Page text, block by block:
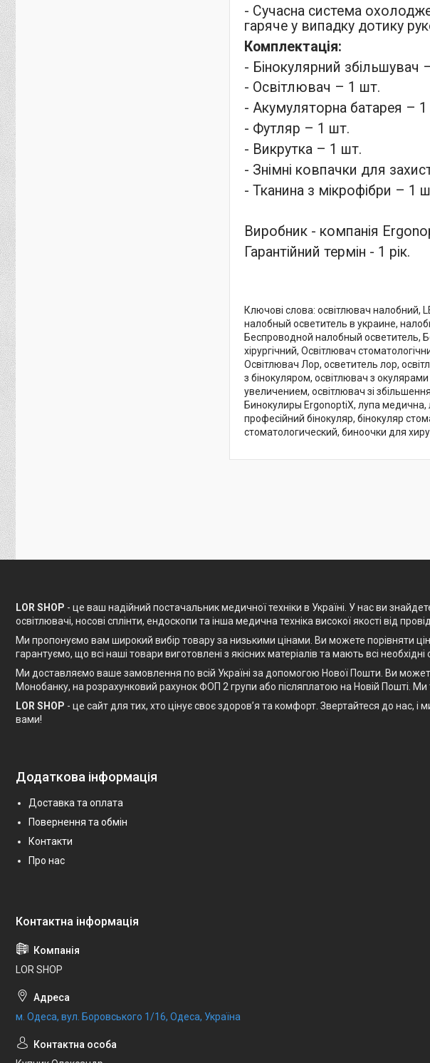
- Сучасна система
гаряче у випадку дотику
Комплектація:
- Бінокулярний збільшувач
- Освітлювач – 1 шт.
- Акумуляторна батарея –
- Футляр – 1 шт.
- Викрутка – 1 шт.
- Знімні ковпачки для
- Тканина з мікрофібри – 1
Виробник - компанія
Гарантійний термін - 1 рік.
Ключові слова: освітлювач налобний,
налобный осветитель в украине,
Беспроводной налобный осветитель,
хірургічний, Освітлювач
Освітлювач Лор, осветитель лор,
з бінокуляром, освітлювач з
увеличением, освітлювач зі
Бинокулиры ErgonoptiX, лупа
професійний бінокуляр, бінокуляр
стоматологический, биноочки для
LOR SHOP - це ваш надійний постачальник медичної техніки в Україні. У нас ви
освітлювачі, носові сплінти, ендоскопи та інша медична техніка високої якості від
Ми пропонуємо вам широкий вибір товару за низькими цінами. Ви можете порівняти
гарантуємо, що всі наші товари виготовлені з якісних матеріалів та мають всі необхідні
Ми доставляємо ваше замовлення по всій Україні за допомогою Нової Пошти. Ви
Монобанку, на розрахунковий рахунок ФОП 2 групи або післяплатою на Новій Пошті.
LOR SHOP - це сайт для тих, хто цінує своє здоров’я та комфорт. Звертайтеся до
вами!
Додаткова інформація
Доставка та оплата
Повернення та обмін
Контакти
Про нас
LOR SHOP
м. Одеса, вул. Боровського 1/16, Одеса, Україна